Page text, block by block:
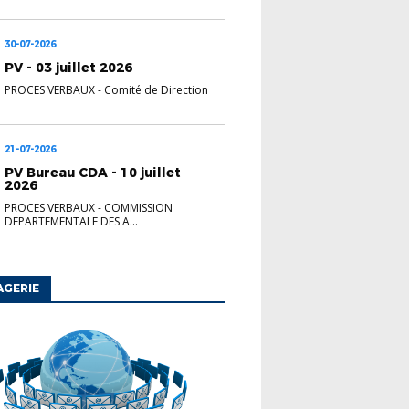
30-07-2026
PV - 03 juillet 2026
PROCES VERBAUX- Comité de Direction
21-07-2026
PV Bureau CDA - 10 juillet
2026
PROCES VERBAUX- COMMISSION
DEPARTEMENTALE DES A...